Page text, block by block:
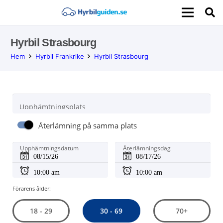
Hyrbil Strasbourg
Hem Hyrbil Frankrike Hyrbil Strasbourg
Upphämtningsplats
Återlämning på samma plats
Upphämtningsdatum Återlämningsdag
Förarens ålder:
18 - 29 30 - 69 70+